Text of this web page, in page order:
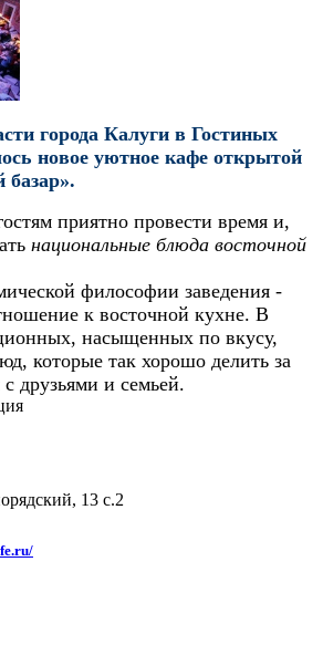
города Калуги в Гостиных
новое уютное кафе открытой
базар».
приятно провести время и,
национальные блюда восточной
философии заведения -
к восточной кухне. В
насыщенных по вкусу,
которые так хорошо делить за
друзьями и семьей.
13 с.2